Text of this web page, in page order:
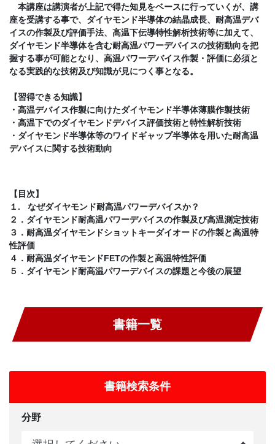
本講座は講演者が上記で得た知見をベースに行っていくが、講
座を受講する事で、ダイヤモンド半導体の結晶成長、耐高温デバ
イスの作製及び評価手法、高温下伝導特性解析技術等に加えて、
ダイヤモンド半導体を含む耐高温パワーデバイスの技術動向を把
握する事が可能となり、高温パワーデバイス作製・評価に必須と
なる実践的な技術及び知識が見につく事となる。
【習得できる知識】
・高温デバイス作製に向けたダイヤモンド半導体薄膜作製技術
・高温下でのダイヤモンドデバイス評価技術と特性解析技術
・ダイヤモンド半導体等のワイドギャップ半導体を用いた耐高温
デバイスに関する技術動向
【目次】
１. なぜダイヤモンド耐高温パワーデバイスか？
２．ダイヤモンド耐高温パワーデバイスの作製及び高温測定技術
３．耐高温ダイヤモンドショットキーダイオードの作製と高温特
性評価
４．耐高温ダイヤモンドFETの作製と高温特性評価
５．ダイヤモンド耐高温パワーデバイスの課題と今後の展望
書籍一覧
書籍検索条件
分野